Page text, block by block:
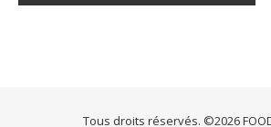
Tous droits réservés. ©2026